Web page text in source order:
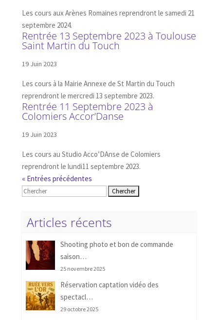
Les cours aux Arènes Romaines reprendront le samedi 21
septembre 2024.
Rentrée 13 Septembre 2023 à Toulouse
Saint Martin du Touch
19 Juin 2023
Les cours à la Mairie Annexe de St Martin du Touch
reprendront le mercredi 13 septembre 2023.
Rentrée 11 Septembre 2023 à
Colomiers Accor’Danse
19 Juin 2023
Les cours au Studio Acco’DAnse de Colomiers
reprendront le lundi11 septembre 2023.
« Entrées précédentes
Rechercher:
Articles récents
Shooting photo et bon de commande
saison…
25 novembre 2025
Réservation captation vidéo des
spectacl…
29 octobre 2025